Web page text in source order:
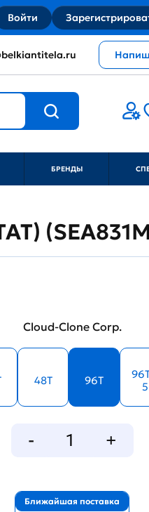
Войти
БРЕНДЫ
Cloud-Clone Corp.
48T 96T
5
Ближайшая поставка